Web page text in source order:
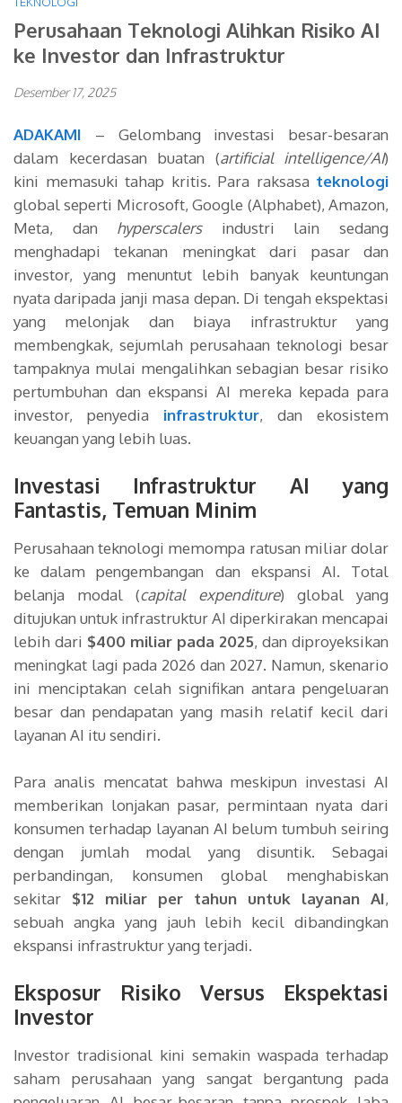
Perusahaan Teknologi Alihkan Risiko AI
ke Investor dan Infrastruktur
Desember 17, 2025
ADAKAMI – Gelombang investasi besar-besaran
dalam kecerdasan buatan (artificial intelligence/AI)
kini memasuki tahap kritis. Para raksasa teknologi
global seperti Microsoft, Google (Alphabet), Amazon,
Meta, dan hyperscalersindustri lain sedang
menghadapi tekanan meningkat dari pasar dan
investor, yang menuntut lebih banyak keuntungan
nyata daripada janji masa depan. Di tengah ekspektasi
yang melonjak dan biaya infrastruktur yang
membengkak, sejumlah perusahaan teknologi besar
tampaknya mulai mengalihkan sebagian besar risiko
pertumbuhan dan ekspansi AI mereka kepada para
investor, penyedia infrastruktur, dan ekosistem
keuangan yang lebih luas.
Investasi Infrastruktur AI yang
Fantastis, Temuan Minim
Perusahaan teknologi memompa ratusan miliar dolar
ke dalam pengembangan dan ekspansi AI. Total
belanja modal (capital expenditure) global yang
ditujukan untuk infrastruktur AI diperkirakan mencapai
lebih dari $400 miliar pada 2025, dan diproyeksikan
meningkat lagi pada 2026 dan 2027. Namun, skenario
ini menciptakan celah signifikan antara pengeluaran
besar dan pendapatan yang masih relatif kecil dari
layanan AI itu sendiri.
Para analis mencatat bahwa meskipun investasi AI
memberikan lonjakan pasar, permintaan nyata dari
konsumen terhadap layanan AI belum tumbuh seiring
dengan jumlah modal yang disuntik. Sebagai
perbandingan, konsumen global menghabiskan
sekitar $12 miliar per tahun untuk layanan AI,
sebuah angka yang jauh lebih kecil dibandingkan
ekspansi infrastruktur yang terjadi.
Eksposur Risiko Versus Ekspektasi
Investor
Investor tradisional kini semakin waspada terhadap
saham perusahaan yang sangat bergantung pada